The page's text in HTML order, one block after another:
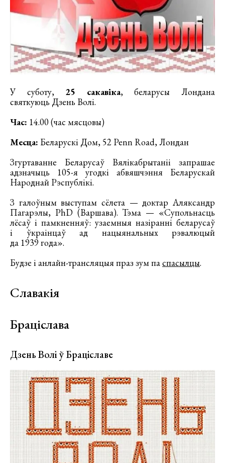
У суботу, 25 сакавіка, беларусы Лондана
святкуюць Дзень Волі.
Час: 14.00 (час мясцовы)
Месца: Беларускі Дом, 52 Penn Road, Лондан
Згуртаванне Беларусаў Вялікабрытаніі запрашае
адзначыць 105-я угодкі абвяшчэння Беларускай
Народнай Рэспублікі.
З галоўным выступам сёлета — доктар Аляксандр
Пагарэлы, PhD (Варшава). Тэма — «Супольнасць
лёсаў і памкненняў: узаемныя назіранні беларусаў
і ўкраінцаў ад нацыянальных рэвалюцый
да 1939 года».
Будзе і анлайн-трансляцыя праз зум паспасылцы.
Славакія
Браціслава
Дзень Волі ў Браціславе